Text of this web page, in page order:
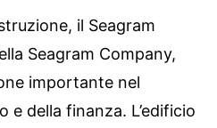
il Seagram
Seagram Company,
importante nel
e della finanza. L’edificio